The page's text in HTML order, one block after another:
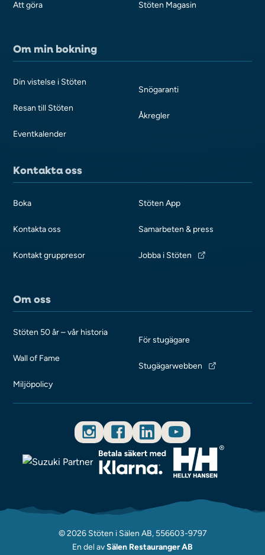
Att göra Stöten Magasin
Om min bokning
Din vistelse i Stöten
Resan till Stöten
Eventkalender
Snögaranti
Åkregler
Kontakta oss
Boka
Kontakta oss
Kontakt gruppresor
Stöten App
Samarbeten & press
Jobba i Stöten
Om oss
Stöten 50 år – vår historia
Wall of Fame
Miljöpolicy
För stugägare
Stugägarwebben
© 2026 Stöten i Sälen AB, 556603-9797
En del avSälen Restauranger AB